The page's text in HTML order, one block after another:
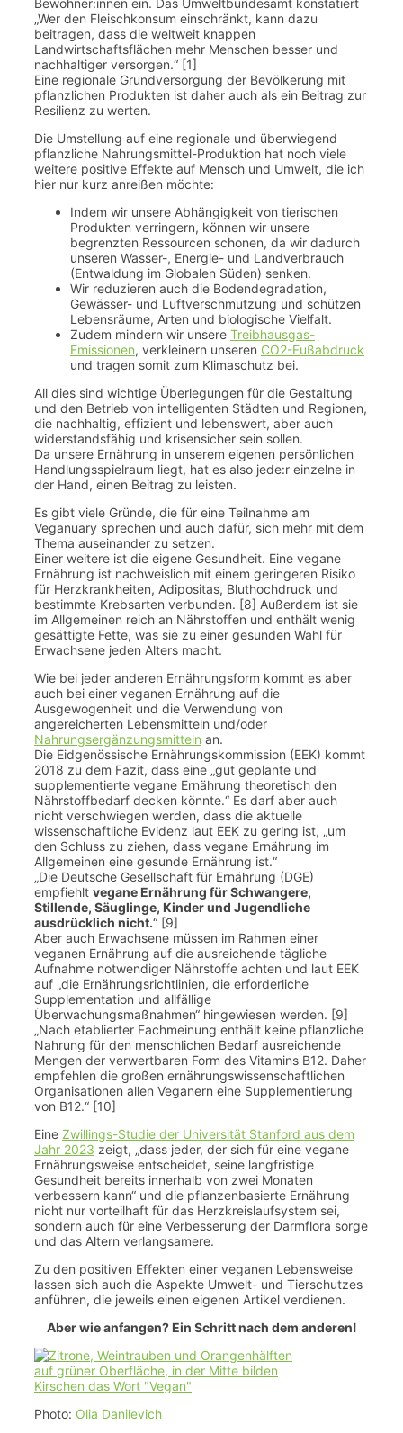
Bewohner:innen ein. Das Umweltbundesamt konstatiert
„Wer den Fleischkonsum einschränkt, kann dazu
beitragen, dass die weltweit knappen
Landwirtschaftsflächen mehr Menschen besser und
nachhaltiger versorgen.“ [1]
Eine regionale Grundversorgung der Bevölkerung mit
pflanzlichen Produkten ist daher auch als ein Beitrag zur
Resilienz zu werten.
Die Umstellung auf eine regionale und überwiegend
pflanzliche Nahrungsmittel-Produktion hat noch viele
weitere positive Effekte auf Mensch und Umwelt, die ich
hier nur kurz anreißen möchte:
Indem wir unsere Abhängigkeit von tierischen
Produkten verringern, können wir unsere
begrenzten Ressourcen schonen, da wir dadurch
unseren Wasser-, Energie- und Landverbrauch
(Entwaldung im Globalen Süden) senken.
Wir reduzieren auch die Bodendegradation,
Gewässer- und Luftverschmutzung und schützen
Lebensräume, Arten und biologische Vielfalt.
Zudem mindern wir unsere Treibhausgas-
Emissionen, verkleinern unseren CO2-Fußabdruck
und tragen somit zum Klimaschutz bei.
All dies sind wichtige Überlegungen für die Gestaltung
und den Betrieb von intelligenten Städten und Regionen,
die nachhaltig, effizient und lebenswert, aber auch
widerstandsfähig und krisensicher sein sollen.
Da unsere Ernährung in unserem eigenen persönlichen
Handlungsspielraum liegt, hat es also jede:r einzelne in
der Hand, einen Beitrag zu leisten.
Es gibt viele Gründe, die für eine Teilnahme am
Veganuary sprechen und auch dafür, sich mehr mit dem
Thema auseinander zu setzen.
Einer weitere ist die eigene Gesundheit. Eine vegane
Ernährung ist nachweislich mit einem geringeren Risiko
für Herzkrankheiten, Adipositas, Bluthochdruck und
bestimmte Krebsarten verbunden. [8] Außerdem ist sie
im Allgemeinen reich an Nährstoffen und enthält wenig
gesättigte Fette, was sie zu einer gesunden Wahl für
Erwachsene jeden Alters macht.
Wie bei jeder anderen Ernährungsform kommt es aber
auch bei einer veganen Ernährung auf die
Ausgewogenheit und die Verwendung von
angereicherten Lebensmitteln und/oder
Nahrungsergänzungsmitteln an.
Die Eidgenössische Ernährungskommission (EEK) kommt
2018 zu dem Fazit, dass eine „gut geplante und
supplementierte vegane Ernährung theoretisch den
Nährstoffbedarf decken könnte.“ Es darf aber auch
nicht verschwiegen werden, dass die aktuelle
wissenschaftliche Evidenz laut EEK zu gering ist, „um
den Schluss zu ziehen, dass vegane Ernährung im
Allgemeinen eine gesunde Ernährung ist.“
„Die Deutsche Gesellschaft für Ernährung (DGE)
empfiehlt vegane Ernährung für Schwangere,
Stillende, Säuglinge, Kinder und Jugendliche
ausdrücklich nicht.“ [9]
Aber auch Erwachsene müssen im Rahmen einer
veganen Ernährung auf die ausreichende tägliche
Aufnahme notwendiger Nährstoffe achten und laut EEK
auf „die Ernährungsrichtlinien, die erforderliche
Supplementation und allfällige
Überwachungsmaßnahmen“ hingewiesen werden. [9]
„Nach etablierter Fachmeinung enthält keine pflanzliche
Nahrung für den menschlichen Bedarf ausreichende
Mengen der verwertbaren Form des Vitamins B12. Daher
empfehlen die großen ernährungswissenschaftlichen
Organisationen allen Veganern eine Supplementierung
von B12.“ [10]
Eine Zwillings-Studie der Universität Stanford aus dem
Jahr 2023 zeigt, „dass jeder, der sich für eine vegane
Ernährungsweise entscheidet, seine langfristige
Gesundheit bereits innerhalb von zwei Monaten
verbessern kann“ und die pflanzenbasierte Ernährung
nicht nur vorteilhaft für das Herzkreislaufsystem sei,
sondern auch für eine Verbesserung der Darmflora sorge
und das Altern verlangsamere.
Zu den positiven Effekten einer veganen Lebensweise
lassen sich auch die Aspekte Umwelt- und Tierschutzes
anführen, die jeweils einen eigenen Artikel verdienen.
Aber wie anfangen? Ein Schritt nach dem anderen!
Photo: Olia Danilevich